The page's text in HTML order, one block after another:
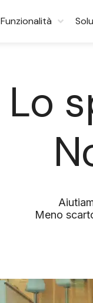
Funzionalità
Lo
Meno